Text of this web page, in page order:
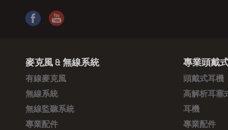
麥克風 & 無線系統
有線麥克風
無線系統
無線監聽系統
專業配件
專業頭戴
頭戴式耳機
高解析耳塞
耳機
專業配件